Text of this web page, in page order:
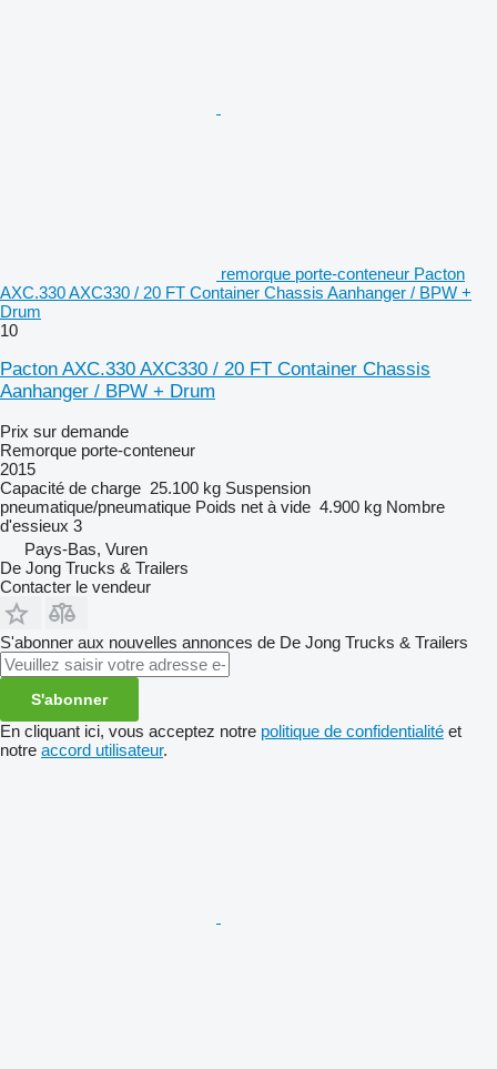
remorque porte-conteneur Pacton
AXC.330 AXC330 / 20 FT Container Chassis Aanhanger / BPW +
Drum
10
Pacton AXC.330 AXC330 / 20 FT Container Chassis
Aanhanger / BPW + Drum
Prix sur demande
Remorque porte-conteneur
2015
Capacité de charge 25.100 kg Suspension
pneumatique/pneumatique Poids net à vide 4.900 kg Nombre
d'essieux 3
Pays-Bas, Vuren
De Jong Trucks & Trailers
Contacter le vendeur
S'abonner aux nouvelles annonces de De Jong Trucks & Trailers
S'abonner
En cliquant ici, vous acceptez notre politique de confidentialité et
notre accord utilisateur.